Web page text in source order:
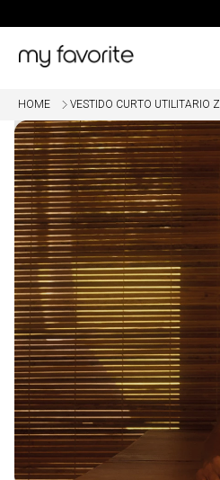
HOME VESTIDO CURTO UTILITARIO